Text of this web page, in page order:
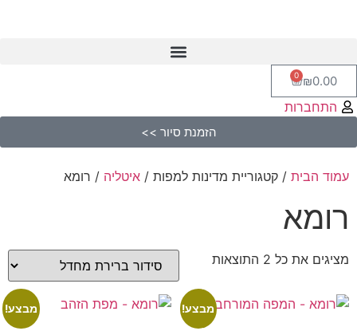
₪0.00
0
התחברות
הזמנת סיור >>
עמוד הבית / קטגוריית מדינות למפות / איטליה / רומא
רומא
מציגים את כל ⁦2⁩ התוצאות
מבצע! מבצע!